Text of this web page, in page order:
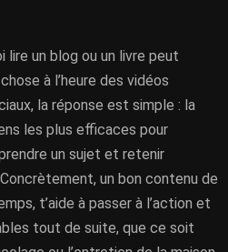
lire un blog ou un livre peut
à l’heure des vidéos
la réponse est simple : la
les plus efficaces pour
un sujet et retenir
un bon contenu de
t’aide à passer à l’action et
tout de suite, que ce soit